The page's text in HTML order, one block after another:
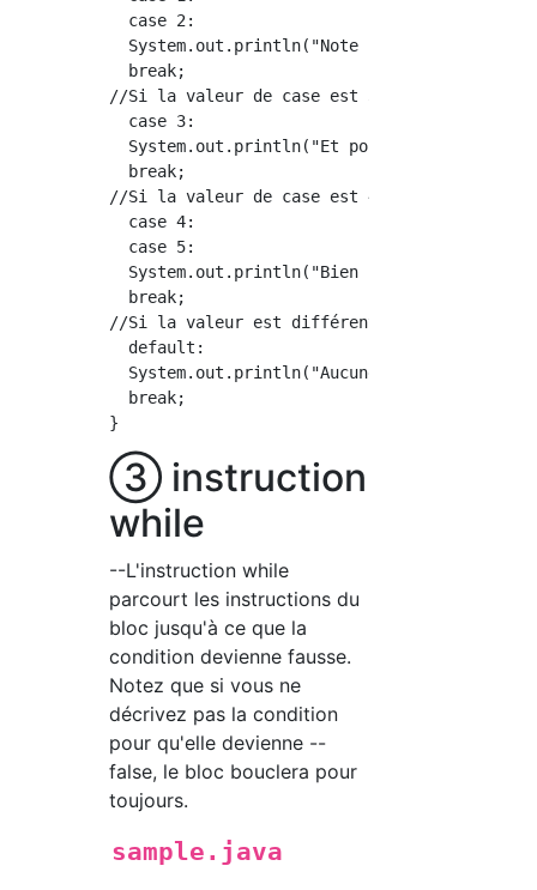
  case 2:
  System.out.println("Note faible");
  break;
//Si la valeur de case est 3, le processus
  case 3:
  System.out.println("Et points");
  break;
//Si la valeur de case est 4 ou 5, le
  case 4:
  case 5:
  System.out.println("Bien noté");
  break;
//Si la valeur est différente de celle ci-
  default:
  System.out.println("Aucune évaluation");
  break;
③ instruction
while
--L'instruction while
parcourt les instructions du
bloc jusqu'à ce que la
condition devienne fausse.
Notez que si vous ne
décrivez pas la condition
pour qu'elle devienne --
false, le bloc bouclera pour
toujours.
sample.java